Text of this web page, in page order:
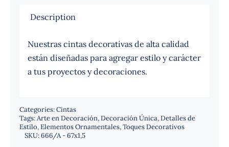
Description
Nuestras cintas decorativas de alta calidad
están diseñadas para agregar estilo y carácter
a tus proyectos y decoraciones.
Categories:Cintas
Tags:Arte en Decoración,Decoración Única,Detalles de
Estilo,Elementos Ornamentales,Toques Decorativos
SKU:666/A - 67x1,5